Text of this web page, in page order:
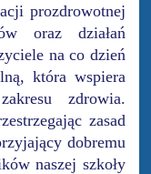
prozdrowotnej
oraz działań
na co dzień
która wspiera
zdrowia.
zasad
dobremu
naszej szkoły